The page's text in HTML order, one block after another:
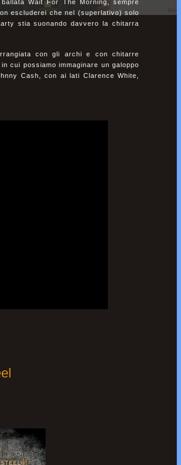
Wait For The Morning, sempre
escluderei che nel (superlativo) solo
stia suonando davvero la chitarra
con gli archi e con chitarre
cui possiamo immaginare un galoppo
Cash, con ai lati Clarence White,